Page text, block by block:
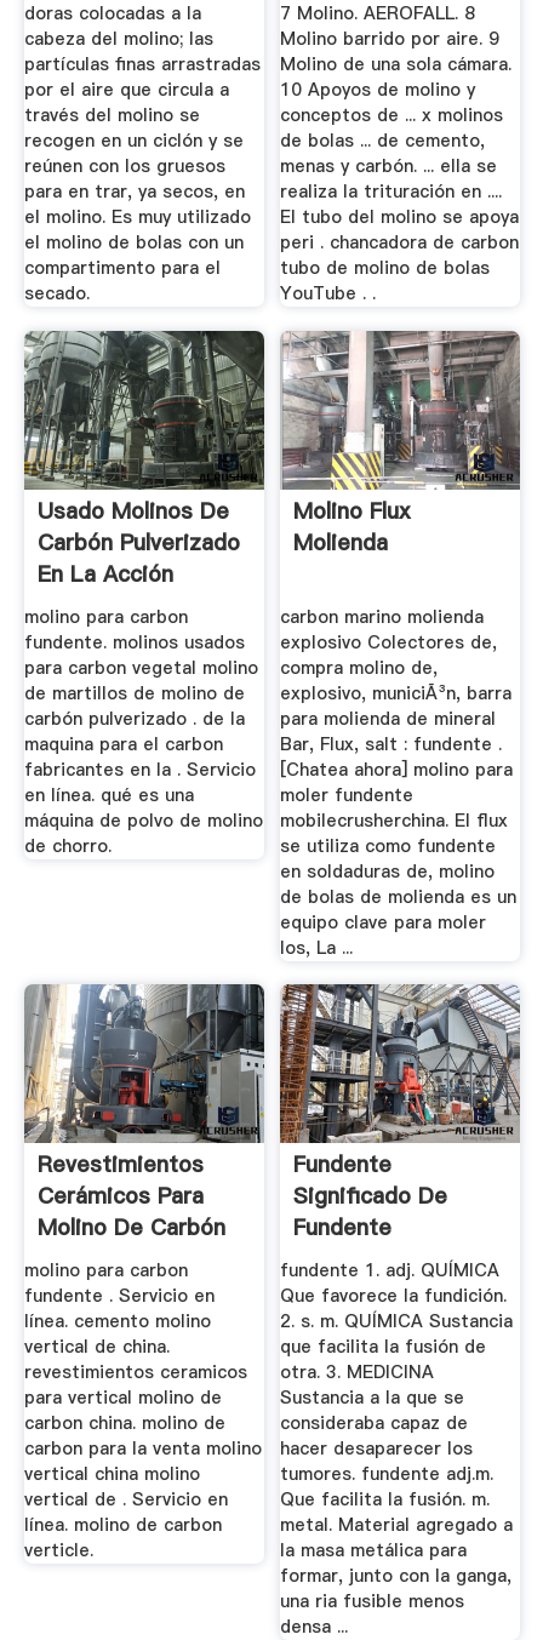
doras colocadas a la
cabeza del molino; las
partículas finas arrastradas
por el aire que circula a
través del molino se
recogen en un ciclón y se
reúnen con los gruesos
para en­ trar, ya secos, en
el molino. Es muy utilizado
el molino de bolas con un
compartimento para el
secado.
7 Molino. AEROFALL. 8
Molino barrido por aire. 9
Molino de una sola cámara.
10 Apoyos de molino y
conceptos de ... x molinos
de bolas ... de cemento,
menas y carbón. ... ella se
realiza la trituración en ....
El tubo del molino se apoya
peri . chancadora de carbon
tubo de molino de bolas
YouTube . .
Usado Molinos De
Carbón Pulverizado
En La Acción
molino para carbon
fundente. molinos usados
para carbon vegetal molino
de martillos de molino de
carbón pulverizado . de la
maquina para el carbon
fabricantes en la . Servicio
en línea. qué es una
máquina de polvo de molino
de chorro.
Molino Flux
Molienda
carbon marino molienda
explosivo Colectores de,
compra molino de,
explosivo, municiÃ³n, barra
para molienda de mineral
Bar, Flux, salt : fundente .
[Chatea ahora] molino para
moler fundente
mobilecrusherchina. El flux
se utiliza como fundente
en soldaduras de, molino
de bolas de molienda es un
equipo clave para moler
los, La ...
Revestimientos
Cerámicos Para
Molino De Carbón
Vertical De ...
molino para carbon
fundente . Servicio en
línea. cemento molino
vertical de china.
revestimientos ceramicos
para vertical molino de
carbon china. molino de
carbon para la venta molino
vertical china molino
vertical de . Servicio en
línea. molino de carbon
verticle.
Fundente
Significado De
Fundente
Diccionario
fundente 1. adj. QUÍMICA
Que favorece la fundición.
2. s. m. QUÍMICA Sustancia
que facilita la fusión de
otra. 3. MEDICINA
Sustancia a la que se
consideraba capaz de
hacer desaparecer los
tumores. fundente adj.m.
Que facilita la fusión. m.
metal. Material agregado a
la masa metálica para
formar, junto con la ganga,
una ria fusible menos
densa ...